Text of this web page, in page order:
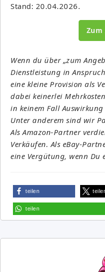
Stand: 20.04.2026.
Zum
Wenn du über „zum
Dienstleistung in
eine kleine Provision als
dabei keinerlei
in keinem Fall
Unter anderem sind wir
Als Amazon-Partner
Verkäufen. Als eBay-
eine Vergütung, wenn Du
teilen
teilen